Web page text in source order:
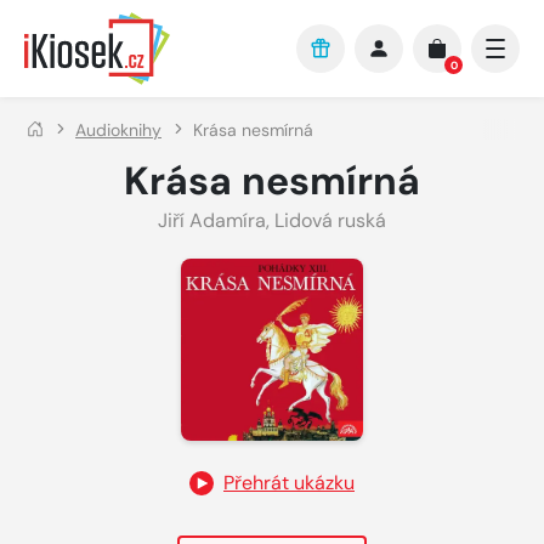
Přejít na hlavní obsah
0
Audioknihy Krása nesmírná
Krása nesmírná
Jiří Adamíra, Lidová ruská
Přehrát ukázku